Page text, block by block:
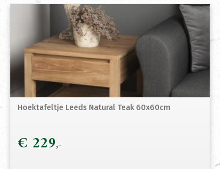
Hoektafeltje Leeds Natural Teak 60x60cm
€ 229